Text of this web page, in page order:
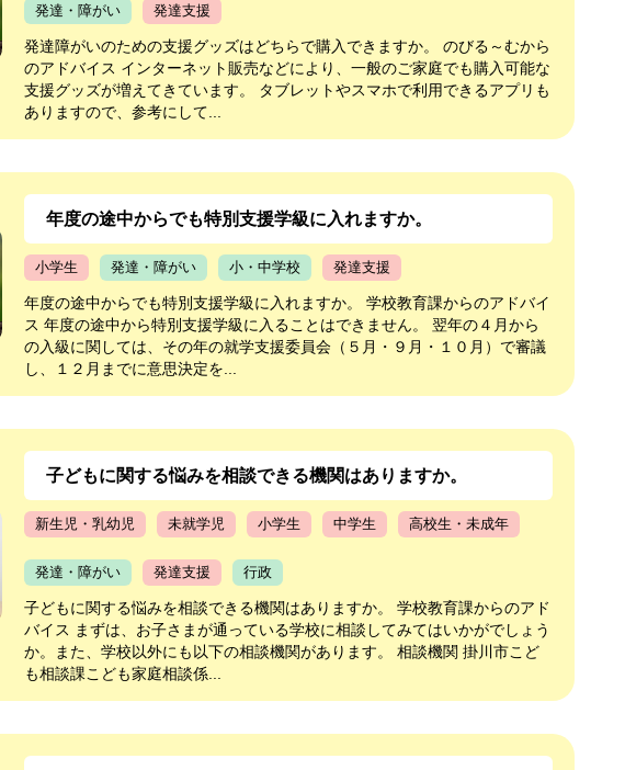
発達・障がい 発達支援
発達障がいのための支援グッズはどちらで購入できますか。 のびる～むから
のアドバイス インターネット販売などにより、一般のご家庭でも購入可能な
支援グッズが増えてきています。 タブレットやスマホで利用できるアプリも
ありますので、参考にして...
年度の途中からでも特別支援学級に入れますか。
小学生 発達・障がい 小・中学校 発達支援
年度の途中からでも特別支援学級に入れますか。 学校教育課からのアドバイ
ス 年度の途中から特別支援学級に入ることはできません。 翌年の４月から
の入級に関しては、その年の就学支援委員会（５月・９月・１０月）で審議
し、１２月までに意思決定を...
子どもに関する悩みを相談できる機関はありますか。
新生児・乳幼児 未就学児 小学生 中学生 高校生・未成年
発達・障がい 発達支援 行政
子どもに関する悩みを相談できる機関はありますか。 学校教育課からのアド
バイス まずは、お子さまが通っている学校に相談してみてはいかがでしょう
か。また、学校以外にも以下の相談機関があります。 相談機関 掛川市こど
も相談課こども家庭相談係...